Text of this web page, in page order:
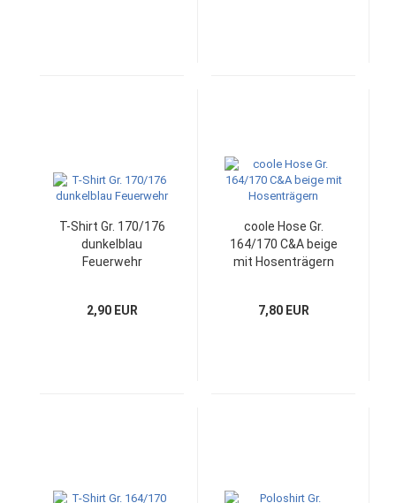
T-Shirt Gr. 170/176
dunkelblau
Feuerwehr
2,90 EUR
coole Hose Gr.
164/170 C&A beige
mit Hosenträgern
7,80 EUR